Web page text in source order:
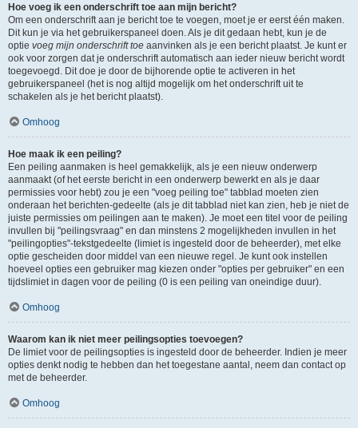
Hoe voeg ik een onderschrift toe aan mijn bericht?
Om een onderschrift aan je bericht toe te voegen, moet je er eerst één maken.
Dit kun je via het gebruikerspaneel doen. Als je dit gedaan hebt, kun je de
optie voeg mijn onderschrift toe aanvinken als je een bericht plaatst. Je kunt er
ook voor zorgen dat je onderschrift automatisch aan ieder nieuw bericht wordt
toegevoegd. Dit doe je door de bijhorende optie te activeren in het
gebruikerspaneel (het is nog altijd mogelijk om het onderschrift uit te
schakelen als je het bericht plaatst).
Omhoog
Hoe maak ik een peiling?
Een peiling aanmaken is heel gemakkelijk, als je een nieuw onderwerp
aanmaakt (of het eerste bericht in een onderwerp bewerkt en als je daar
permissies voor hebt) zou je een "voeg peiling toe" tabblad moeten zien
onderaan het berichten-gedeelte (als je dit tabblad niet kan zien, heb je niet de
juiste permissies om peilingen aan te maken). Je moet een titel voor de peiling
invullen bij "peilingsvraag" en dan minstens 2 mogelijkheden invullen in het
"peilingopties"-tekstgedeelte (limiet is ingesteld door de beheerder), met elke
optie gescheiden door middel van een nieuwe regel. Je kunt ook instellen
hoeveel opties een gebruiker mag kiezen onder "opties per gebruiker" en een
tijdslimiet in dagen voor de peiling (0 is een peiling van oneindige duur).
Omhoog
Waarom kan ik niet meer peilingsopties toevoegen?
De limiet voor de peilingsopties is ingesteld door de beheerder. Indien je meer
opties denkt nodig te hebben dan het toegestane aantal, neem dan contact op
met de beheerder.
Omhoog